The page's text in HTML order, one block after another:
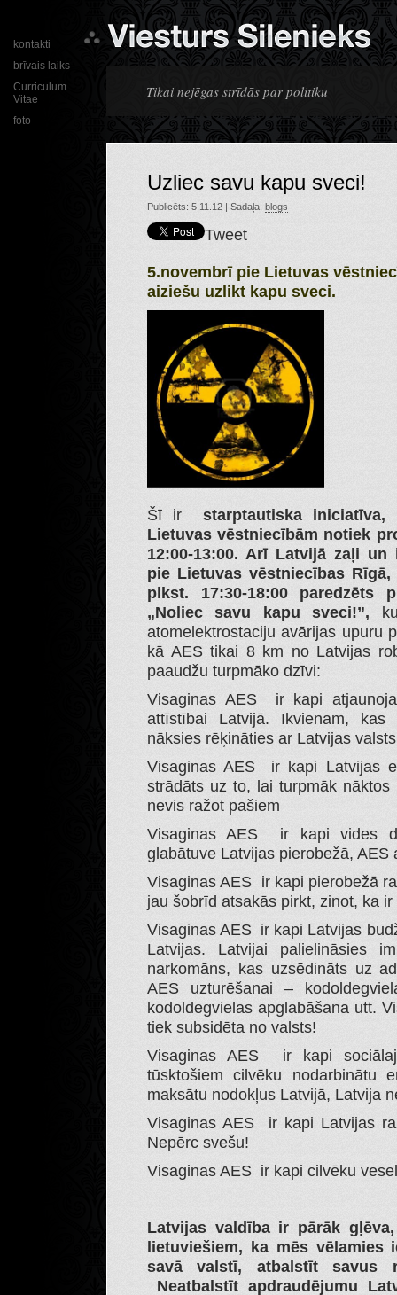
Tikai nejēgas strīdās par politiku
kontakti
brīvais laiks
Curriculum
Vitae
foto
Uzliec savu kapu sveci!
Publicēts: 5.11.12 | Sadaļa: blogs
Tweet
5.novembrī pie Lietuvas
aiziešu uzlikt kapu sveci.
Šī ir
starptautiska
Lietuvas vēstniecībām notiek
12:00-13:00. Arī Latvijā zaļi
pie Lietuvas vēstniecības
plkst. 17:30-18:00 paredzēts
„Noliec savu kapu sveci!”,
atomelektrostaciju avārijas upuru
kā AES tikai 8 km no Latvijas
paaudžu turpmāko dzīvi:
Visaginas AES ir kapi
attīstībai Latvijā. Ikvienam,
nāksies rēķināties ar Latvijas
Visaginas AES ir kapi Latvijas
strādāts uz to, lai turpmāk
nevis ražot pašiem
Visaginas AES ir kapi vides
glabātuve Latvijas pierobežā, AES
Visaginas AES ir kapi pierobežā
jau šobrīd atsakās pirkt, zinot, ka
Visaginas AES ir kapi Latvijas
Latvijas. Latvijai palielināsies
narkomāns, kas uzsēdināts uz
AES uzturēšanai –
kodoldegvielas apglabāšana utt.
tiek subsidēta no valsts!
Visaginas AES ir kapi
tūsktošiem cilvēku nodarbinātu
maksātu nodokļus Latvijā, Latvija
Visaginas AES ir kapi Latvijas
Nepērc svešu!
Visaginas AES ir kapi cilvēku
Latvijas valdība ir pārāk
lietuviešiem, ka mēs
savā valstī, atbalstīt savus
Neatbalstīt apdraudējumu